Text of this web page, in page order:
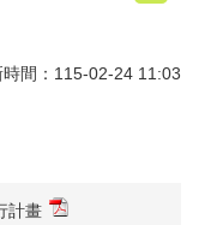
時間：115-02-24 11:03
計畫